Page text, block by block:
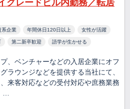
グレードビル内勤務／転居
系企業 年間休日120日以上 女性が活躍
第二新卒歓迎 語学が生かせる
、ベンチャーなどの入居企業にオフ
ラウンジなどを提供する当社にて、
来客対応などの受付対応や庶務業務
…